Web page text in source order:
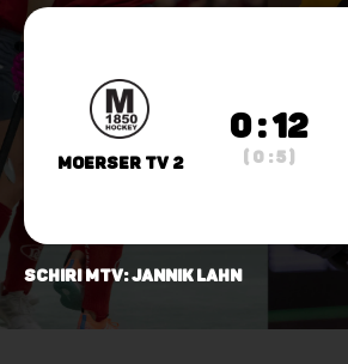
Moerser TV 2
0 : 12
( 0 : 5 )
Schiri MTV: Jannik Lahn